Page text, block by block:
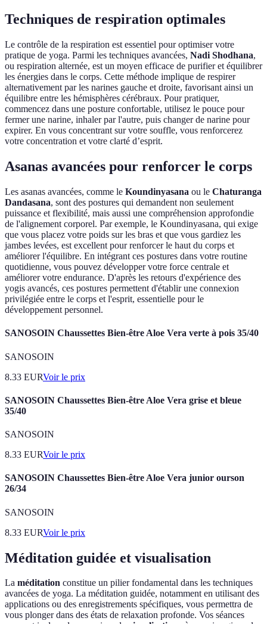
Techniques de respiration optimales
Le contrôle de la respiration est essentiel pour optimiser votre
pratique de yoga. Parmi les techniques avancées, Nadi Shodhana,
ou respiration alternée, est un moyen efficace de purifier et équilibrer
les énergies dans le corps. Cette méthode implique de respirer
alternativement par les narines gauche et droite, favorisant ainsi un
équilibre entre les hémisphères cérébraux. Pour pratiquer,
commencez dans une posture confortable, utilisez le pouce pour
fermer une narine, inhaler par l'autre, puis changer de narine pour
expirer. En vous concentrant sur votre souffle, vous renforcerez
votre concentration et votre clarté d’esprit.
Asanas avancées pour renforcer le corps
Les asanas avancées, comme le Koundinyasana ou le Chaturanga
Dandasana, sont des postures qui demandent non seulement
puissance et flexibilité, mais aussi une compréhension approfondie
de l'alignement corporel. Par exemple, le Koundinyasana, qui exige
que vous placez votre poids sur les bras et que vous gardiez les
jambes levées, est excellent pour renforcer le haut du corps et
améliorer l'équilibre. En intégrant ces postures dans votre routine
quotidienne, vous pouvez développer votre force centrale et
améliorer votre endurance. D'après les retours d'expérience des
yogis avancés, ces postures permettent d'établir une connexion
privilégiée entre le corps et l'esprit, essentielle pour le
développement personnel.
SANOSOIN Chaussettes Bien-être Aloe Vera verte à pois 35/40
SANOSOIN
8.33 EURVoir le prix
SANOSOIN Chaussettes Bien-être Aloe Vera grise et bleue
35/40
SANOSOIN
8.33 EURVoir le prix
SANOSOIN Chaussettes Bien-être Aloe Vera junior ourson
26/34
SANOSOIN
8.33 EURVoir le prix
Méditation guidée et visualisation
La méditation constitue un pilier fondamental dans les techniques
avancées de yoga. La méditation guidée, notamment en utilisant des
applications ou des enregistrements spécifiques, vous permettra de
vous plonger dans des états de relaxation profonde. Vos séances